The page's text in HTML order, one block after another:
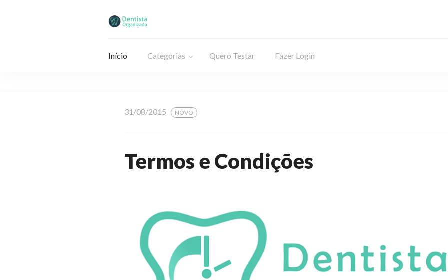
Início Categorias Quero Testar Fazer Login
31/08/2015 NOVO
Termos e Condições